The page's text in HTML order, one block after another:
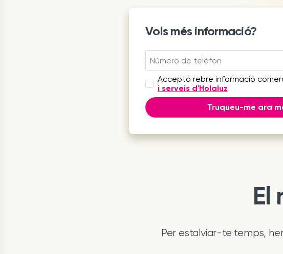
Vols més informació?
Accepto rebre informació
i serveis d'Holaluz
Truqueu-me ara
El
Per estalviar-te temps,